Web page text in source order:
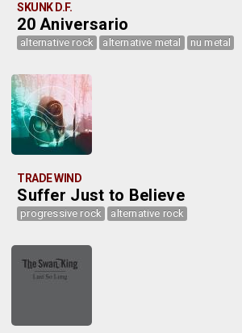
SKUNK D.F.
20 Aniversario
alternative rock alternative metal nu metal
TRADE WIND
Suffer Just to Believe
progressive rock alternative rock